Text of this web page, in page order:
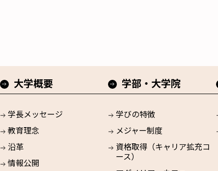
大学概要
学長メッセージ
教育理念
沿革
情報公開
学部・大学院
学びの特徴
メジャー制度
資格取得（キャリア拡充コ
ース）